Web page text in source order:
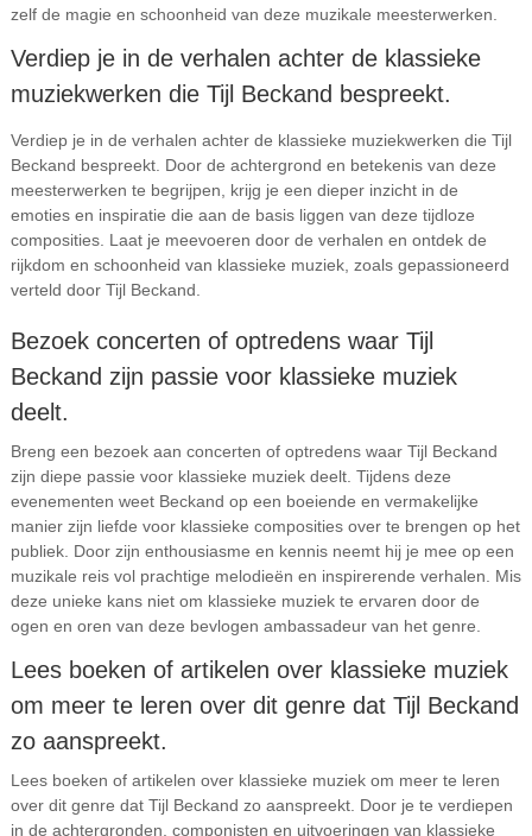
zelf de magie en schoonheid van deze muzikale meesterwerken.
Verdiep je in de verhalen achter de klassieke
muziekwerken die Tijl Beckand bespreekt.
Verdiep je in de verhalen achter de klassieke muziekwerken die Tijl
Beckand bespreekt. Door de achtergrond en betekenis van deze
meesterwerken te begrijpen, krijg je een dieper inzicht in de
emoties en inspiratie die aan de basis liggen van deze tijdloze
composities. Laat je meevoeren door de verhalen en ontdek de
rijkdom en schoonheid van klassieke muziek, zoals gepassioneerd
verteld door Tijl Beckand.
Bezoek concerten of optredens waar Tijl
Beckand zijn passie voor klassieke muziek
deelt.
Breng een bezoek aan concerten of optredens waar Tijl Beckand
zijn diepe passie voor klassieke muziek deelt. Tijdens deze
evenementen weet Beckand op een boeiende en vermakelijke
manier zijn liefde voor klassieke composities over te brengen op het
publiek. Door zijn enthousiasme en kennis neemt hij je mee op een
muzikale reis vol prachtige melodieën en inspirerende verhalen. Mis
deze unieke kans niet om klassieke muziek te ervaren door de
ogen en oren van deze bevlogen ambassadeur van het genre.
Lees boeken of artikelen over klassieke muziek
om meer te leren over dit genre dat Tijl Beckand
zo aanspreekt.
Lees boeken of artikelen over klassieke muziek om meer te leren
over dit genre dat Tijl Beckand zo aanspreekt. Door je te verdiepen
in de achtergronden, componisten en uitvoeringen van klassieke